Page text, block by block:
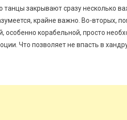
танцы закрывают сразу несколько
крайне важно. Во-вторых,
корабельной, просто
Что позволяет не впасть в